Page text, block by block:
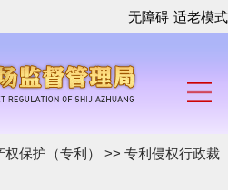
无障碍 适老模式
权保护（专利） >>专利侵权行政裁